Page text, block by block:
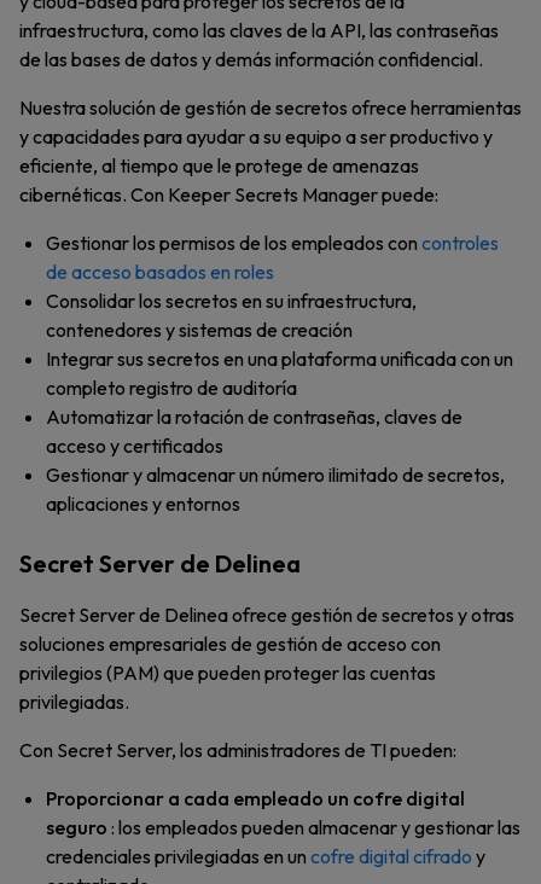
infraestructura, como las claves de la API, las contraseñas
de las bases de datos y demás información confidencial.
Nuestra solución de gestión de secretos ofrece herramientas
y capacidades para ayudar a su equipo a ser productivo y
eficiente, al tiempo que le protege de amenazas
cibernéticas. Con Keeper Secrets Manager puede:
Gestionar los permisos de los empleados con controles
de acceso basados en roles
Consolidar los secretos en su infraestructura,
contenedores y sistemas de creación
Integrar sus secretos en una plataforma unificada con un
completo registro de auditoría
Automatizar la rotación de contraseñas, claves de
acceso y certificados
Gestionar y almacenar un número ilimitado de secretos,
aplicaciones y entornos
Secret Server de Delinea
Secret Server de Delinea ofrece gestión de secretos y otras
soluciones empresariales de gestión de acceso con
privilegios (PAM) que pueden proteger las cuentas
privilegiadas.
Con Secret Server, los administradores de TI pueden:
Proporcionar a cada empleado un cofre digital
seguro : los empleados pueden almacenar y gestionar las
credenciales privilegiadas en un cofre digital cifrado y